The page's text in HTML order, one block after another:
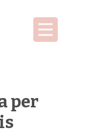
per